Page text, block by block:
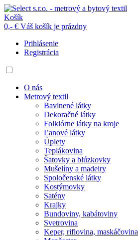
Košík
0,- € Váš košík je prázdny
Prihlásenie
Registrácia
O nás
Metrový textil
Bavlnené látky
Dekoračné látky
Folklórne látky na kroje
Ľanové látky
Úplety
Teplákovina
Šatovky a blúzkovky
Mušelíny a madeiry
Spoločenské látky
Kostýmovky
Satény
Krajky
Bundoviny, kabátoviny
Svetrovina
Keper, riflovina, maskáčovina